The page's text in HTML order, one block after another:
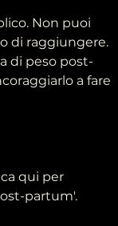
Non puoi
di raggiungere.
di peso post-
a fare
qui per
partum'.